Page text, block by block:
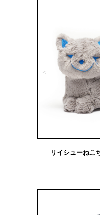
<
リイシューねこ